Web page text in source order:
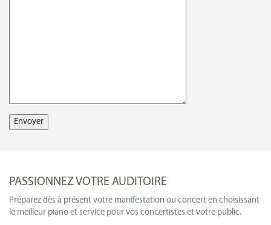
PASSIONNEZ VOTRE AUDITOIRE
Préparez dès à présent votre manifestation ou concert en choisissant
le meilleur piano et service pour vos concertistes et votre public.